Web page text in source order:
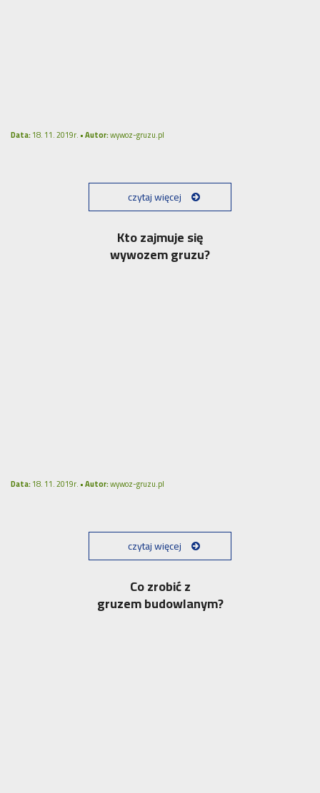
Data:18. 11. 2019r. •Autor:wywoz-gruzu.pl
czytaj więcej
Kto zajmuje się
wywozem gruzu?
Data:18. 11. 2019r. •Autor:wywoz-gruzu.pl
czytaj więcej
Co zrobić z
gruzem budowlanym?